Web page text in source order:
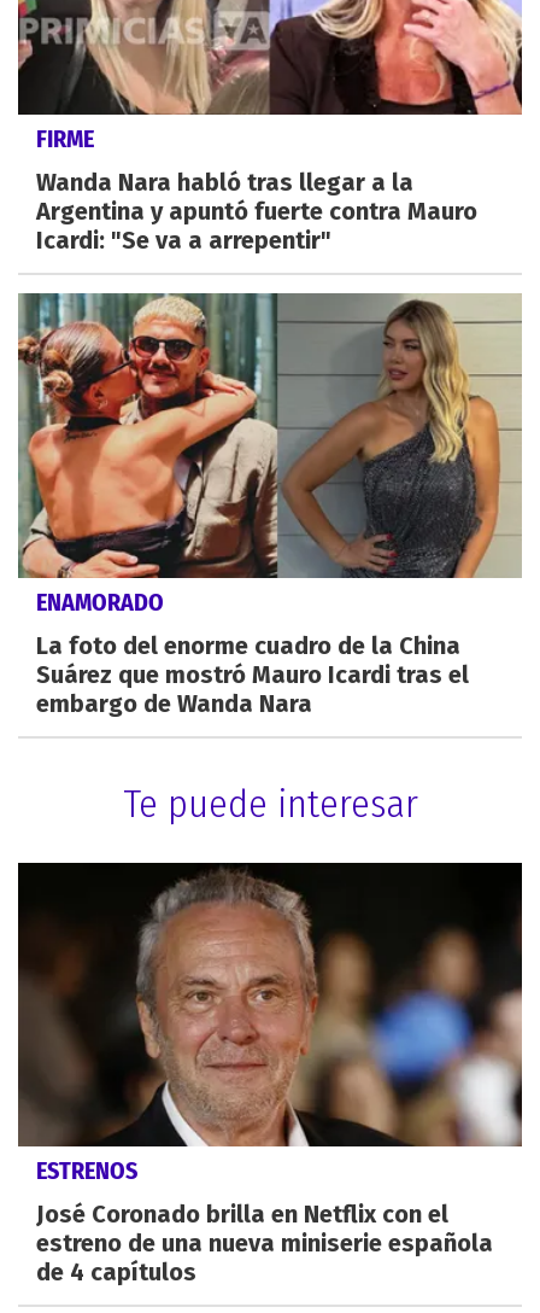
FIRME
Wanda Nara habló tras llegar a la
Argentina y apuntó fuerte contra Mauro
Icardi: "Se va a arrepentir"
ENAMORADO
La foto del enorme cuadro de la China
Suárez que mostró Mauro Icardi tras el
embargo de Wanda Nara
Te puede interesar
ESTRENOS
José Coronado brilla en Netflix con el
estreno de una nueva miniserie española
de 4 capítulos